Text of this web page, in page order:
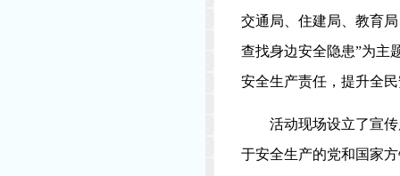
交通局、住建局、教育
查找身边安全隐患”为主
安全生产责任，提升全
活动现场设立了宣
于安全生产的党和国家